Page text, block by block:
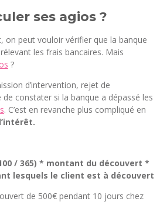
ses agios ?
on peut vouloir vérifier que la banque
les frais bancaires. Mais
?
d’intervention, rejet de
constater si la banque a dépassé les
. C’est en revanche plus compliqué en
/ 365) * montant du découvert *
lesquels le client est à découvert
de 500€ pendant 10 jours chez